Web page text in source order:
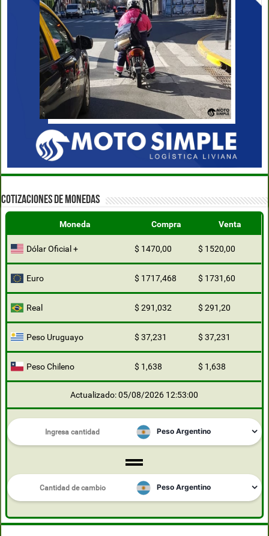
COTIZACIONES DE MONEDAS
Moneda Compra Venta
Dólar Oficial + $ 1470,00 $ 1520,00
Euro $ 1717,468 $ 1731,60
Real $ 291,032 $ 291,20
Peso Uruguayo $ 37,231 $ 37,231
Peso Chileno $ 1,638 $ 1,638
Actualizado: 05/08/2026 12:53:00